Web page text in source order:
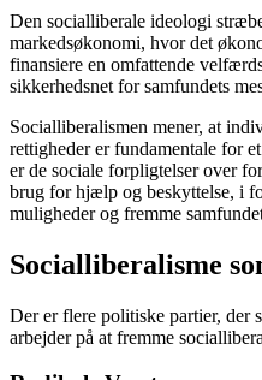
Den socialliberale ideologi
markedsøkonomi, hvor det
finansiere en omfattende
sikkerhedsnet for samfundets
Socialliberalismen mener, at
rettigheder er fundamentale for
er de sociale forpligtelser over
brug for hjælp og beskyttelse, i
muligheder og fremme
Socialliberalisme
Der er flere politiske partier, der
arbejder på at fremme